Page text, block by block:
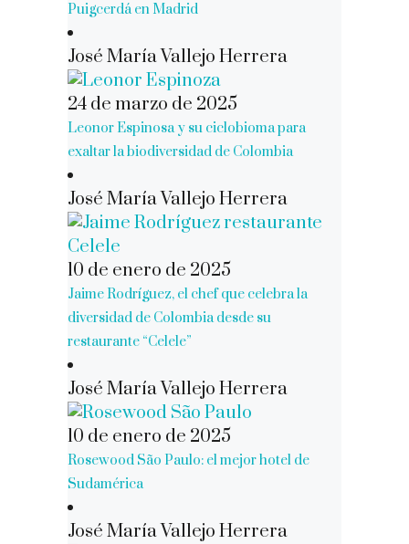
Puigcerdá en Madrid
José María Vallejo Herrera
24 de marzo de 2025
Leonor Espinosa y su ciclobioma para
exaltar la biodiversidad de Colombia
José María Vallejo Herrera
10 de enero de 2025
Jaime Rodríguez, el chef que celebra la
diversidad de Colombia desde su
restaurante “Celele”
José María Vallejo Herrera
10 de enero de 2025
Rosewood São Paulo: el mejor hotel de
Sudamérica
José María Vallejo Herrera